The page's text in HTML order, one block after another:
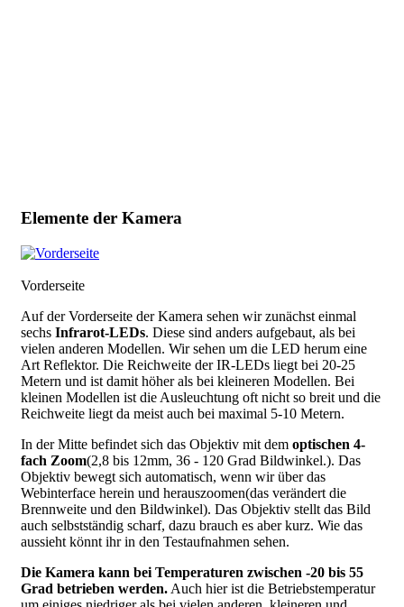
Elemente der Kamera
Vorderseite
Auf der Vorderseite der Kamera sehen wir zunächst einmal
sechs Infrarot-LEDs. Diese sind anders aufgebaut, als bei
vielen anderen Modellen. Wir sehen um die LED herum eine
Art Reflektor. Die Reichweite der IR-LEDs liegt bei 20-25
Metern und ist damit höher als bei kleineren Modellen. Bei
kleinen Modellen ist die Ausleuchtung oft nicht so breit und die
Reichweite liegt da meist auch bei maximal 5-10 Metern.
In der Mitte befindet sich das Objektiv mit dem optischen 4-
fach Zoom(2,8 bis 12mm, 36 - 120 Grad Bildwinkel.). Das
Objektiv bewegt sich automatisch, wenn wir über das
Webinterface herein und herauszoomen(das verändert die
Brennweite und den Bildwinkel). Das Objektiv stellt das Bild
auch selbstständig scharf, dazu brauch es aber kurz. Wie das
aussieht könnt ihr in den Testaufnahmen sehen.
Die Kamera kann bei Temperaturen zwischen -20 bis 55
Grad betrieben werden. Auch hier ist die Betriebstemperatur